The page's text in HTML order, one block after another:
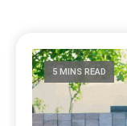
5 MINS READ